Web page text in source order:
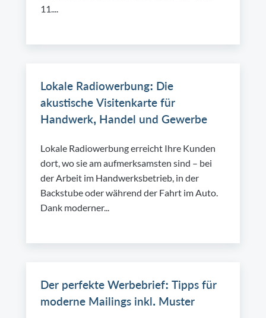
11....
Lokale Radiowerbung: Die
akustische Visitenkarte für
Handwerk, Handel und Gewerbe
Lokale Radiowerbung erreicht Ihre Kunden
dort, wo sie am aufmerksamsten sind – bei
der Arbeit im Handwerksbetrieb, in der
Backstube oder während der Fahrt im Auto.
Dank moderner...
Der perfekte Werbebrief: Tipps für
moderne Mailings inkl. Muster